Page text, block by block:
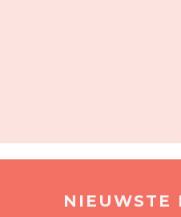
NIEUWSTE